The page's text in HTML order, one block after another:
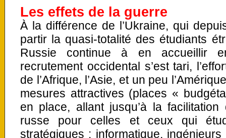
Les effets de la guerre
À la différence de l’Ukraine, qui
partir la quasi-totalité des étudiants
Russie continue à en accueillir
recrutement occidental s’est tari,
de l’Afrique, l’Asie, et un peu
mesures attractives (places «
en place, allant jusqu’à la facilitation
russe pour celles et ceux qui
stratégiques : informatique,